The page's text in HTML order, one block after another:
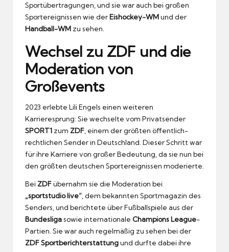
Sportübertragungen, und sie war auch bei großen
Sportereignissen wie derEishockey-WMund der
Handball-WM zu sehen.
Wechsel zu ZDF und die
Moderation von
Großevents
2023 erlebte Lili Engels einen weiteren
Karrieresprung: Sie wechselte vom Privatsender
SPORT1 zum ZDF , einem der größten öffentlich-
rechtlichen Sender in Deutschland. Dieser Schritt war
für ihre Karriere von großer Bedeutung, da sie nun bei
den größten deutschen Sportereignissen moderierte.
Bei ZDFübernahm sie die Moderation bei
„sportstudio live“ , dem bekannten Sportmagazin des
Senders, und berichtete über Fußballspiele aus der
Bundesligasowie internationale Champions League-
Partien. Sie war auch regelmäßig zu sehen bei der
ZDF Sportberichterstattungund durfte dabei ihre